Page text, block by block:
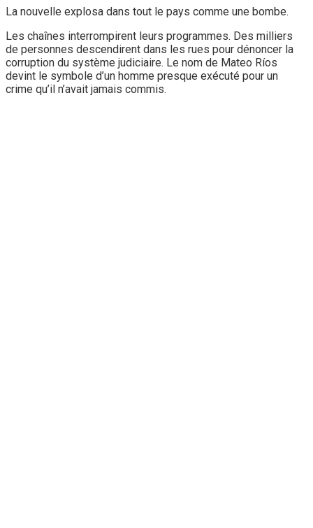
La nouvelle explosa dans tout le pays comme une bombe.
Les chaînes interrompirent leurs programmes. Des milliers
de personnes descendirent dans les rues pour dénoncer la
corruption du système judiciaire. Le nom de Mateo Ríos
devint le symbole d’un homme presque exécuté pour un
crime qu’il n’avait jamais commis.